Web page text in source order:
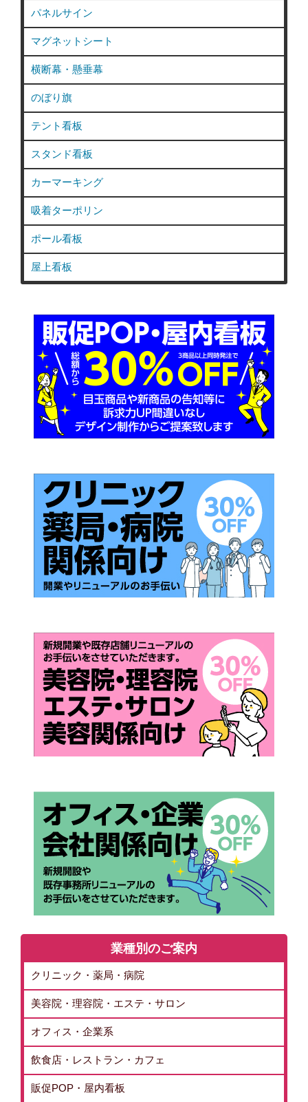
パネルサイン
マグネットシート
横断幕・懸垂幕
のぼり旗
テント看板
スタンド看板
カーマーキング
吸着ターポリン
ポール看板
屋上看板
業種別のご案内
クリニック・薬局・病院
美容院・理容院・エステ・サロン
オフィス・企業系
飲食店・レストラン・カフェ
販促POP・屋内看板